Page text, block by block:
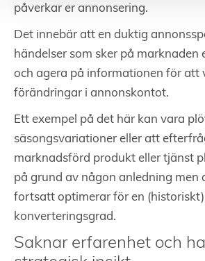
påverkar er annonsering.
Det innebär att en duktig
händelser som sker på marknaden
och agera på informationen för att
förändringar i annonskontot.
Ett exempel på det här kan vara
säsongsvariationer eller att
marknadsförd produkt eller tjänst
på grund av någon anledning men
fortsatt optimerar för en
konverteringsgrad.
Saknar erfarenhet och